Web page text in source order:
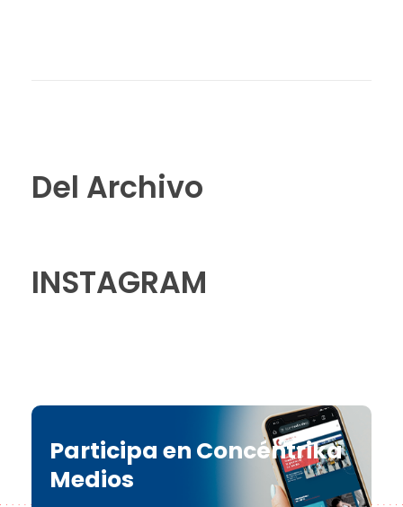
Del Archivo
INSTAGRAM
Participa en Concéntrika
Medios